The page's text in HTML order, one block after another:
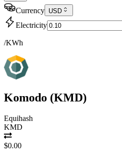
Currency USD
Electricity
/KWh
Komodo (KMD)
Equihash
KMD
$0.00